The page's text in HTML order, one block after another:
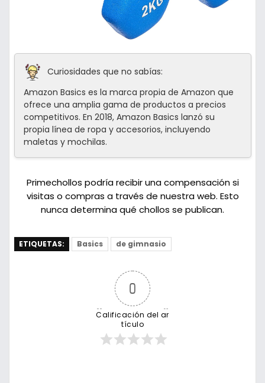
Curiosidades que no sabías:
Amazon Basics es la marca propia de Amazon que
ofrece una amplia gama de productos a precios
competitivos. En 2018, Amazon Basics lanzó su
propia línea de ropa y accesorios, incluyendo
maletas y mochilas.
Primechollos podría recibir una compensación si
visitas o compras a través de nuestra web. Esto
nunca determina qué chollos se publican.
ETIQUETAS: Basics de gimnasio
0
Calificación del ar
tículo